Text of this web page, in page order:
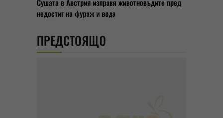
Сушата в Австрия изправя животновъдите пред
недостиг на фураж и вода
ПРЕДСТОЯЩО